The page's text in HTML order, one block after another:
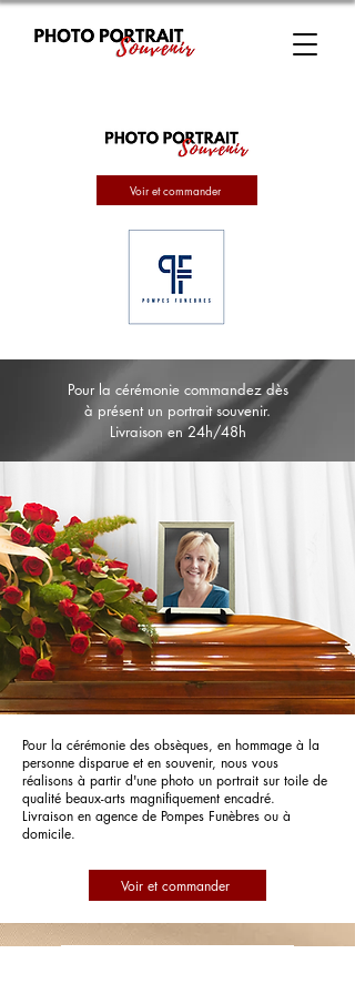
Voir et commander
Pour la cérémonie commandez dès
à présent un portrait souvenir.
Livraison en 24h/48h
Pour la cérémonie des obsèques, en hommage à la
personne disparue et en souvenir, nous vous
réalisons à partir d'une photo un portrait sur toile de
qualité beaux-arts magnifiquement encadré.
Livraison en agence de Pompes Funèbres ou à
domicile.
Voir et commander